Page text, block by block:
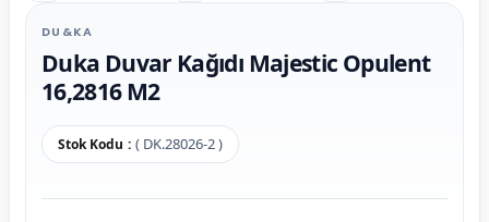
DU&KA
Duka Duvar Kağıdı Majestic Opulent
16,2816 M2
Stok Kodu ( DK.28026-2 )